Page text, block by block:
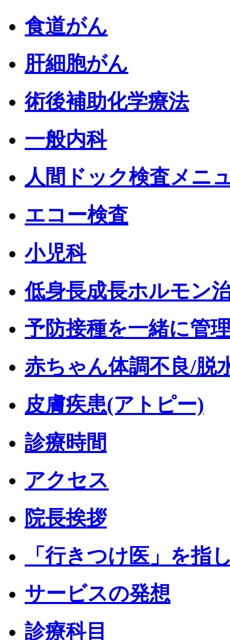
食道がん
肝細胞がん
術後補助化学療法
一般内科
人間ドック検査メニ
エコー検査
小児科
低身長成長ホルモン
予防接種を一緒に管
赤ちゃん体調不良/脱
皮膚疾患(アトピー)
診療時間
アクセス
院長挨拶
「行きつけ医」を指
サービスの発想
診療科目